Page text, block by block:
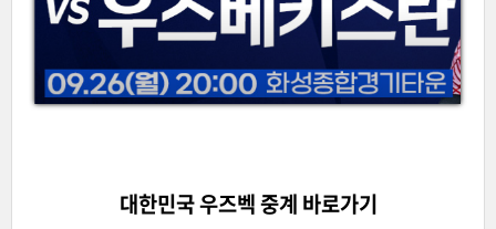
대한민국 우즈벡 중계 바로가기